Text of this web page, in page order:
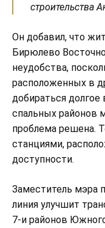
строительства
Он добавил, что
Бирюлево
неудобства,
расположенных в
добираться
спальных районов
проблема решена.
станциями,
доступности.
Заместитель мэра
линия улучшит
7-и районов